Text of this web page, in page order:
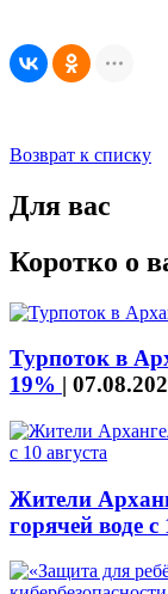
Возврат к списку
Для вас
Коротко о
Турпоток в
19% |
Жители
горячей воде с